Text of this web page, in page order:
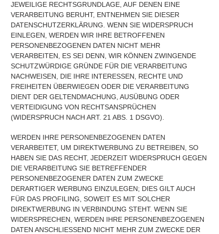
JEWEILIGE RECHTSGRUNDLAGE, AUF DENEN EINE
VERARBEITUNG BERUHT, ENTNEHMEN SIE DIESER
DATENSCHUTZERKLÄRUNG. WENN SIE WIDERSPRUCH
EINLEGEN, WERDEN WIR IHRE BETROFFENEN
PERSONENBEZOGENEN DATEN NICHT MEHR
VERARBEITEN, ES SEI DENN, WIR KÖNNEN ZWINGENDE
SCHUTZWÜRDIGE GRÜNDE FÜR DIE VERARBEITUNG
NACHWEISEN, DIE IHRE INTERESSEN, RECHTE UND
FREIHEITEN ÜBERWIEGEN ODER DIE VERARBEITUNG
DIENT DER GELTENDMACHUNG, AUSÜBUNG ODER
VERTEIDIGUNG VON RECHTSANSPRÜCHEN
(WIDERSPRUCH NACH ART. 21 ABS. 1 DSGVO).
WERDEN IHRE PERSONENBEZOGENEN DATEN
VERARBEITET, UM DIREKTWERBUNG ZU BETREIBEN, SO
HABEN SIE DAS RECHT, JEDERZEIT WIDERSPRUCH GEGEN
DIE VERARBEITUNG SIE BETREFFENDER
PERSONENBEZOGENER DATEN ZUM ZWECKE
DERARTIGER WERBUNG EINZULEGEN; DIES GILT AUCH
FÜR DAS PROFILING, SOWEIT ES MIT SOLCHER
DIREKTWERBUNG IN VERBINDUNG STEHT. WENN SIE
WIDERSPRECHEN, WERDEN IHRE PERSONENBEZOGENEN
DATEN ANSCHLIESSEND NICHT MEHR ZUM ZWECKE DER